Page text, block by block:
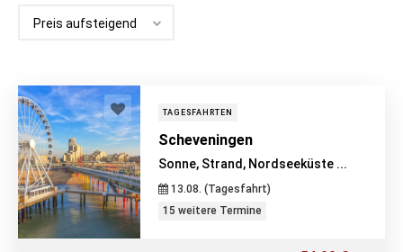
TAGESFAHRTEN
Scheveningen
Sonne, Strand, Nordseeküste ...
13.08. (Tagesfahrt)
15 weitere Termine